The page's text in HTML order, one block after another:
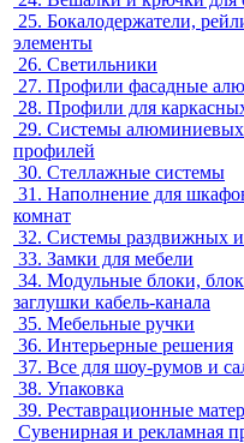
25. Бокалодержатели,
элементы
26. Светильники
27. Профили фасадные
28. Профили для
29. Системы алюминиевых
профилей
30. Стеллажные системы
31. Наполнение для
комнат
32. Системы раздвижных
33. Замки для мебели
34. Модульные блоки,
заглушки кабель-канала
35. Мебельные ручки
36. Интерьерные решения
37. Все для шоу-румов и
38. Упаковка
39. Реставрационные
Сувенирная и рекламная